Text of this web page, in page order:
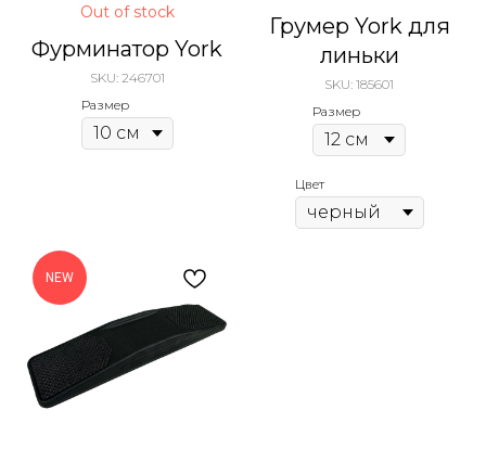
Out of stock
Фурминатор York
SKU: 246701
Размер
Грумер York для
линьки
SKU: 185601
Размер
Цвет
NEW